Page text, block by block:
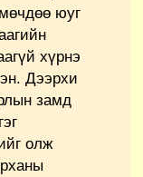
юуг
хүрнэ
Дээрхи
замд
олж